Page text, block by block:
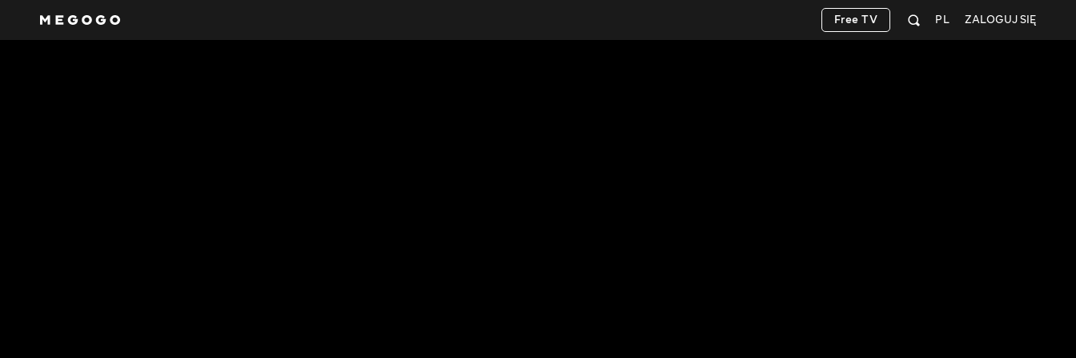
ZALOGUJ SIĘ
PL
Free TV